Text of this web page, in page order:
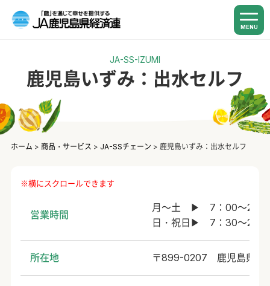
MENU
JA-SS-IZUMI
鹿児島いずみ：出水セルフ
ホーム > 商品・サービス > JA-SSチェーン > 鹿児島いずみ：出水セルフ
営業時間
月～土 ▶ 7：00～20：
日・祝日▶ 7：30～20
所在地 〒899-0207 鹿児島県出